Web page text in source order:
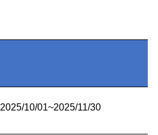
2025/10/01~2025/11/30